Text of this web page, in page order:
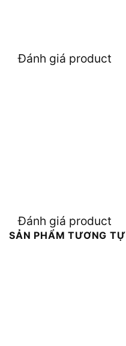
Đánh giá product
Đánh giá product
SẢN PHẨM TƯƠNG TỰ